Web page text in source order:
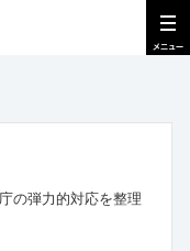
の弾力的対応を整理